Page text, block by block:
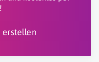
erstellen